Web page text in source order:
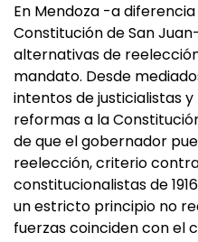
En Mendoza -a
Constitución de San
alternativas de
mandato. Desde
intentos de justicialistas
reformas a la
de que el gobernador
reelección, criterio
constitucionalistas de
un estricto principio no
fuerzas coinciden con el